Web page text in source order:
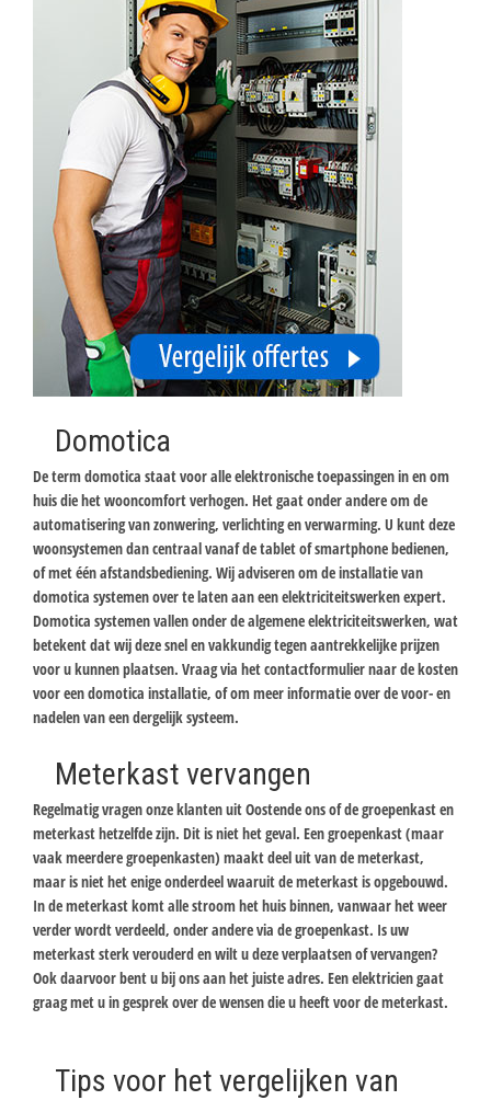
Domotica
De term domotica staat voor alle elektronische toepassingen in en om
huis die het wooncomfort verhogen. Het gaat onder andere om de
automatisering van zonwering, verlichting en verwarming. U kunt deze
woonsystemen dan centraal vanaf de tablet of smartphone bedienen,
of met één afstandsbediening. Wij adviseren om de installatie van
domotica systemen over te laten aan een elektriciteitswerken expert.
Domotica systemen vallen onder de algemene elektriciteitswerken, wat
betekent dat wij deze snel en vakkundig tegen aantrekkelijke prijzen
voor u kunnen plaatsen. Vraag via het contactformulier naar de kosten
voor een domotica installatie, of om meer informatie over de voor- en
nadelen van een dergelijk systeem.
Meterkast vervangen
Regelmatig vragen onze klanten uit Oostende ons of de groepenkast en
meterkast hetzelfde zijn. Dit is niet het geval. Een groepenkast (maar
vaak meerdere groepenkasten) maakt deel uit van de meterkast,
maar is niet het enige onderdeel waaruit de meterkast is opgebouwd.
In de meterkast komt alle stroom het huis binnen, vanwaar het weer
verder wordt verdeeld, onder andere via de groepenkast. Is uw
meterkast sterk verouderd en wilt u deze verplaatsen of vervangen?
Ook daarvoor bent u bij ons aan het juiste adres. Een elektricien gaat
graag met u in gesprek over de wensen die u heeft voor de meterkast.
Tips voor het vergelijken van